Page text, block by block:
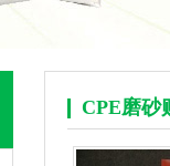
CPE磨砂